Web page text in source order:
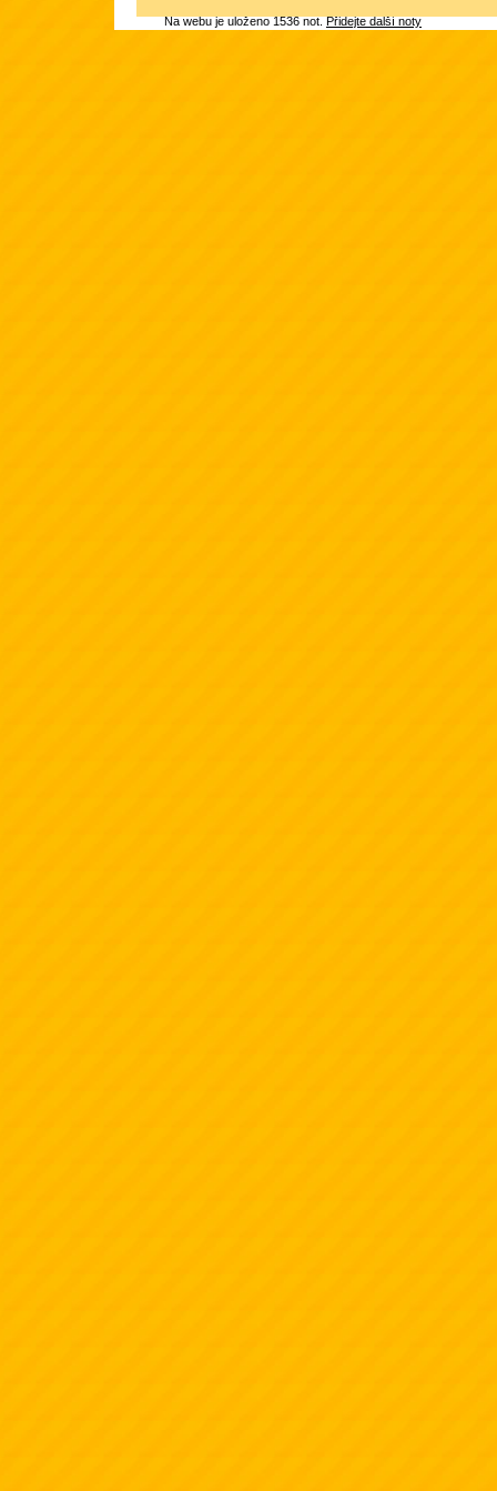
Na webu je uloženo 1536 not.Přidejte další noty